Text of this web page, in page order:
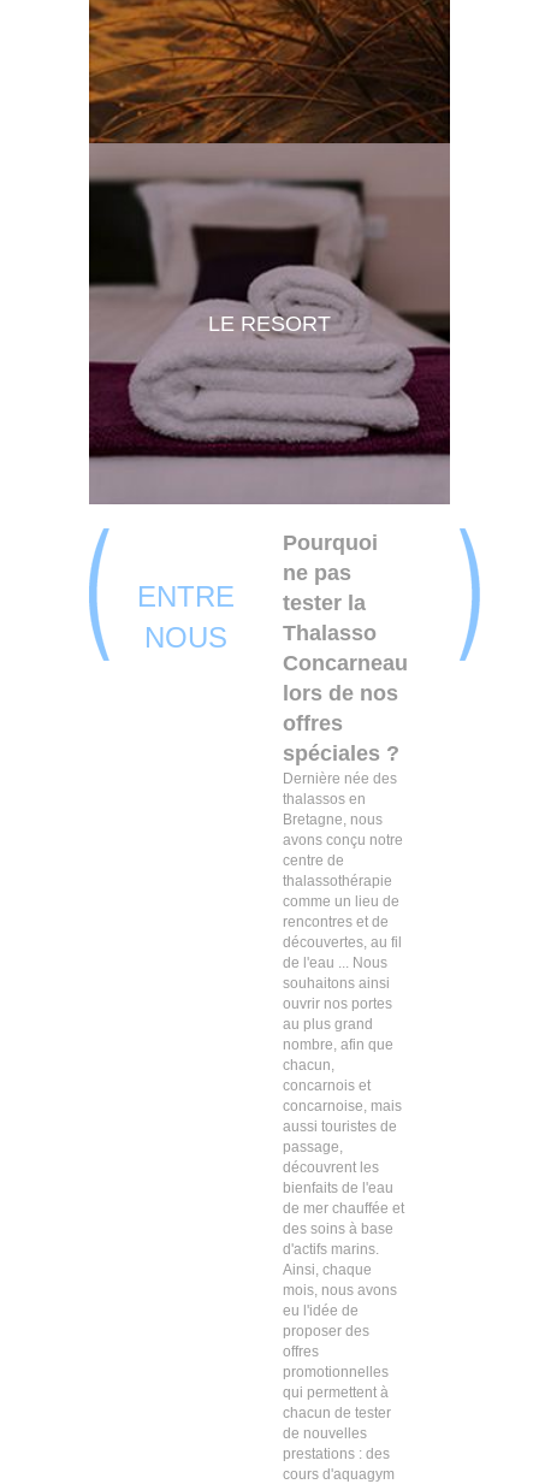
LE RESORT
ENTRE
NOUS
Pourquoi
ne pas
tester la
Thalasso
Concarneau
lors de nos
offres
spéciales ?
Dernière née des
thalassos en
Bretagne, nous
avons conçu notre
centre de
thalassothérapie
comme un lieu de
rencontres et de
découvertes, au fil
de l'eau ... Nous
souhaitons ainsi
ouvrir nos portes
au plus grand
nombre, afin que
chacun,
concarnois et
concarnoise, mais
aussi touristes de
passage,
découvrent les
bienfaits de l'eau
de mer chauffée et
des soins à base
d'actifs marins.
Ainsi, chaque
mois, nous avons
eu l'idée de
proposer des
offres
promotionnelles
qui permettent à
chacun de tester
de nouvelles
prestations : des
cours d'aquagym